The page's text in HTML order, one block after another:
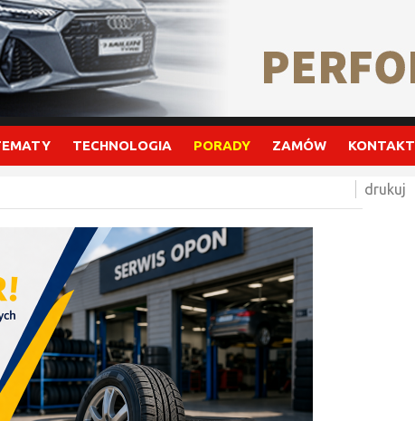
TECHNOLOGIA PORADY ZAMÓW KONTAKT
drukuj